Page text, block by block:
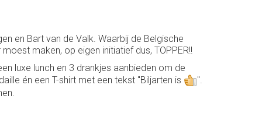
en Bart van de Valk. Waarbij de Belgische
maken, op eigen initiatief dus, TOPPER!!
luxe lunch en 3 drankjes aanbieden om de
én een T-shirt met een tekst "Biljarten is
".